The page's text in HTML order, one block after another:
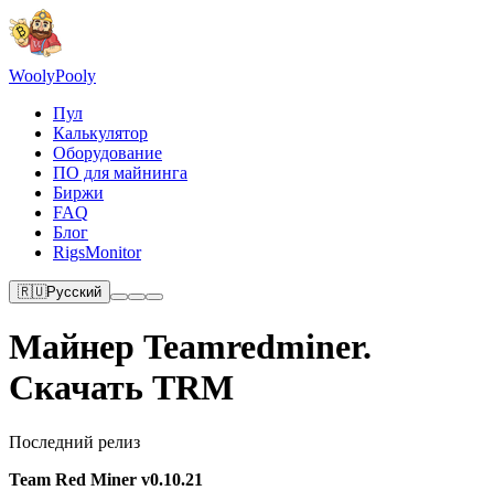
WoolyPooly
Пул
Калькулятор
Оборудование
ПО для майнинга
Биржи
FAQ
Блог
RigsMonitor
🇷🇺Русский
Майнер Teamredminer.
Скачать TRM
Последний релиз
Team Red Miner v0.10.21